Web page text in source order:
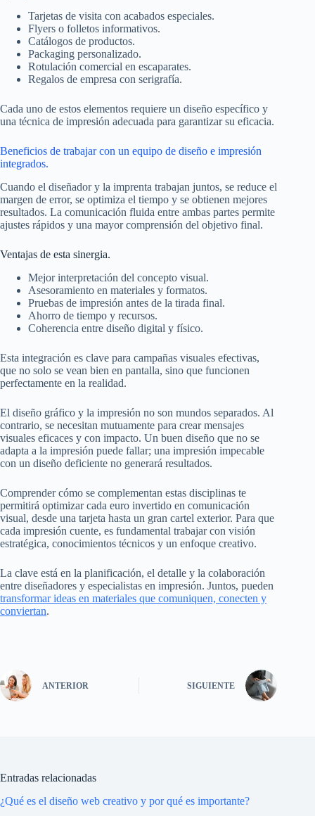
Tarjetas de visita con acabados especiales.
Flyers o folletos informativos.
Catálogos de productos.
Packaging personalizado.
Rotulación comercial en escaparates.
Regalos de empresa con serigrafía.
Cada uno de estos elementos requiere un diseño específico y
una técnica de impresión adecuada para garantizar su eficacia.
Beneficios de trabajar con un equipo de diseño e impresión
integrados.
Cuando el diseñador y la imprenta trabajan juntos, se reduce el
margen de error, se optimiza el tiempo y se obtienen mejores
resultados. La comunicación fluida entre ambas partes permite
ajustes rápidos y una mayor comprensión del objetivo final.
Ventajas de esta sinergia.
Mejor interpretación del concepto visual.
Asesoramiento en materiales y formatos.
Pruebas de impresión antes de la tirada final.
Ahorro de tiempo y recursos.
Coherencia entre diseño digital y físico.
Esta integración es clave para campañas visuales efectivas,
que no solo se vean bien en pantalla, sino que funcionen
perfectamente en la realidad.
El diseño gráfico y la impresión no son mundos separados. Al
contrario, se necesitan mutuamente para crear mensajes
visuales eficaces y con impacto. Un buen diseño que no se
adapta a la impresión puede fallar; una impresión impecable
con un diseño deficiente no generará resultados.
Comprender cómo se complementan estas disciplinas te
permitirá optimizar cada euro invertido en comunicación
visual, desde una tarjeta hasta un gran cartel exterior. Para que
cada impresión cuente, es fundamental trabajar con visión
estratégica, conocimientos técnicos y un enfoque creativo.
La clave está en la planificación, el detalle y la colaboración
entre diseñadores y especialistas en impresión. Juntos, pueden
transformar ideas en materiales que comuniquen, conecten y
conviertan.
ANTERIOR SIGUIENTE
Entradas relacionadas
¿Qué es el diseño web creativo y por qué es importante?